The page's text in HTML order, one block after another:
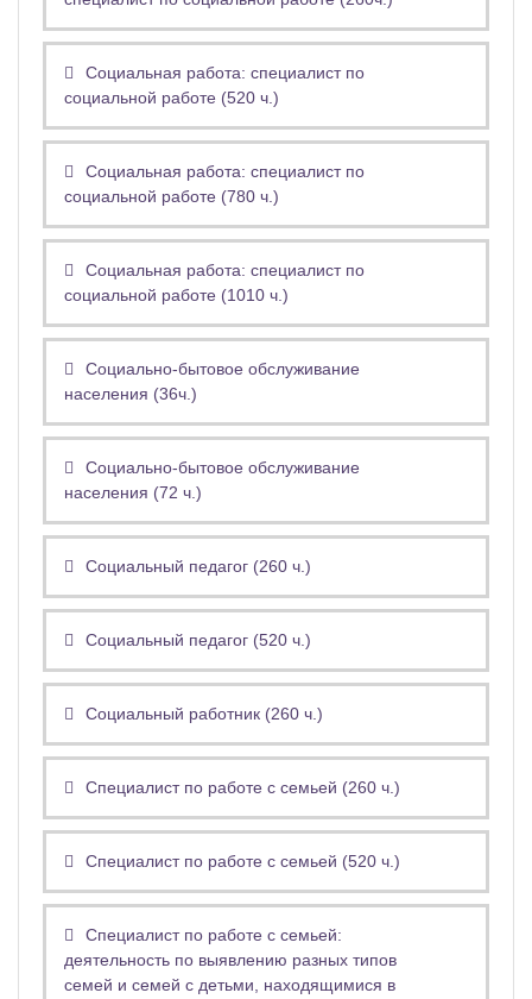
Социальная работа: специалист по
социальной работе (520 ч.)
Социальная работа: специалист по
социальной работе (780 ч.)
Социальная работа: специалист по
социальной работе (1010 ч.)
Социально-бытовое обслуживание
населения (36ч.)
Социально-бытовое обслуживание
населения (72 ч.)
Социальный педагог (260 ч.)
Социальный педагог (520 ч.)
Социальный работник (260 ч.)
Специалист по работе с семьей (260 ч.)
Специалист по работе с семьей (520 ч.)
Специалист по работе с семьей:
деятельность по выявлению разных типов
семей и семей с детьми, находящимися в